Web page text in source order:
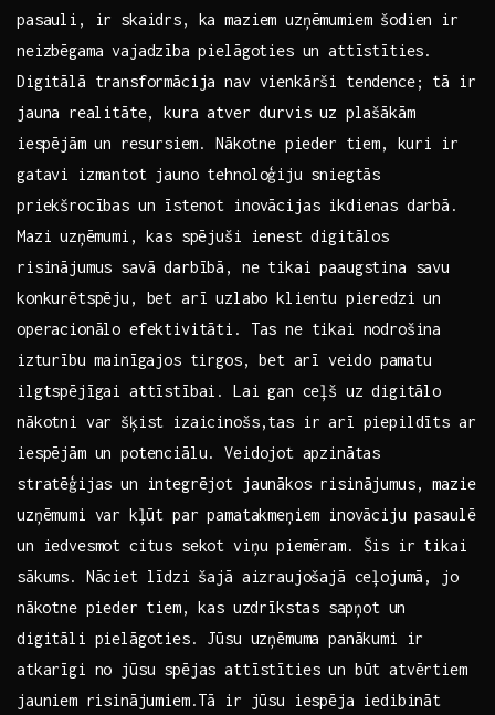
pasauli, ir skaidrs, ka maziem uzņēmumiem ‌šodien ir
neizbēgama vajadzība⁣ pielāgoties un attīstīties.⁢
Digitālā transformācija nav vienkārši tendence; tā ir
jauna ⁤realitāte, kura atver durvis uz plašākām
⁣iespējām⁤ un resursiem. Nākotne pieder tiem, kuri ir⁤
gatavi izmantot jauno tehnoloģiju ⁤sniegtās
priekšrocības un īstenot inovācijas ikdienas darbā.
Mazi ⁣uzņēmumi, kas spējuši ienest​ digitālos
risinājumus savā darbībā, ne tikai paaugstina savu
konkurētspēju, bet arī⁢ uzlabo klientu pieredzi un⁣
operacionālo​ efektivitāti. Tas ne tikai ‍nodrošina
⁤izturību‍ mainīgajos tirgos, bet ⁣arī ⁤veido pamatu
‍ilgtspējīgai attīstībai. Lai ⁤gan ​ceļš ‌uz digitālo
nākotni‌ var‌ šķist izaicinošs,tas ‌ir arī piepildīts ⁢ar
iespējām ​un‌ potenciālu. Veidojot⁣ apzinātas
stratēģijas ‍un integrējot jaunākos risinājumus, ‌mazie
uzņēmumi var ⁢kļūt par pamatakmeņiem inovāciju pasaulē
un iedvesmot citus sekot viņu piemēram. Šis‌ ir ⁤tikai⁢
sākums. Nāciet līdzi ⁢šajā aizraujošajā ceļojumā, ⁣jo
⁢nākotne pieder⁣ tiem, kas uzdrīkstas⁣ sapņot un
digitāli pielāgoties. Jūsu ⁢uzņēmuma panākumi‍ ir
atkarīgi no‍ jūsu spējas attīstīties un ‌būt ‌atvērtiem
jauniem ⁢risinājumiem.Tā ir jūsu iespēja iedibināt